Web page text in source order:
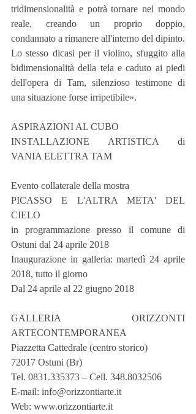
tridimensionalità e potrà tornare nel mondo
reale, creando un proprio doppio,
condannato a rimanere all'interno del dipinto.
Lo stesso dicasi per il violino, sfuggito alla
bidimensionalità della tela e caduto ai piedi
dell'opera di Tam, silenzioso testimone di
una situazione forse irripetibile».
ASPIRAZIONI AL CUBO
INSTALLAZIONE ARTISTICA di
VANIA ELETTRA TAM
Evento collaterale della mostra
PICASSO E L'ALTRA META' DEL
CIELO
in programmazione presso il comune di
Ostuni dal 24 aprile 2018
Inaugurazione in galleria: martedì 24 aprile
2018, tutto il giorno
Dal 24 aprile al 22 giugno 2018
GALLERIA ORIZZONTI
ARTECONTEMPORANEA
Piazzetta Cattedrale (centro storico)
72017 Ostuni (Br)
Tel. 0831.335373 – Cell. 348.8032506
E-mail: info@orizzontiarte.it
Web: www.orizzontiarte.it